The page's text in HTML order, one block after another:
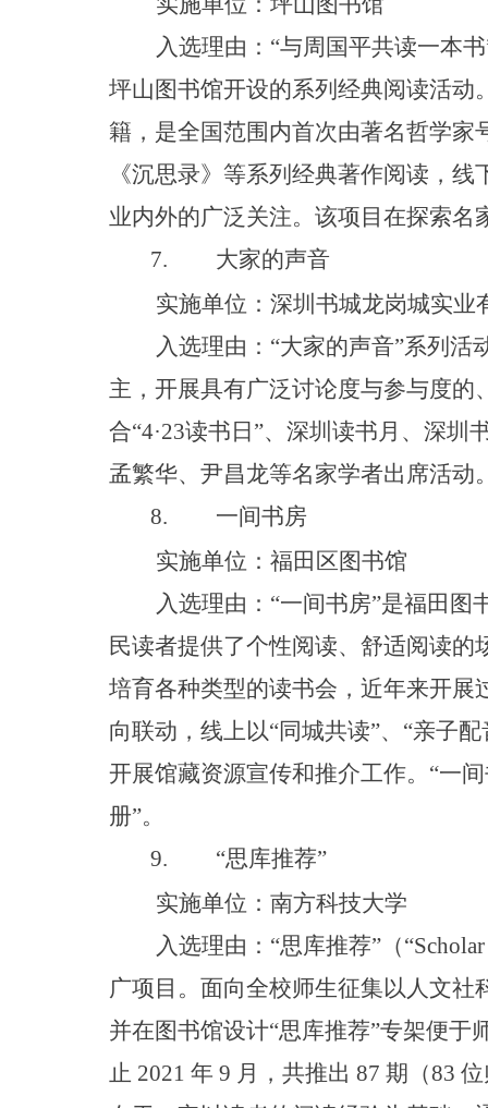
入选理由 ： “与周国平共读一本书
坪山图书馆开设的系列经典阅读活
籍，是全国范围内首次由著名哲学
《沉思录》等系列经典著作阅读，
业内外的广泛关注。该项目在探索
7.
大家的声音
实施单位：深圳书城龙岗城实业
入选理由 ： “大家的声音”系列活
主，开展具有广泛讨论度与参与度
合“4·23读书 日 ”、深圳读书月、深圳
孟繁华、尹昌龙等名家学者出席活动
8.
一间书房
实施单位：福田区图书馆
入选理由 ： “一间书房”是福田图
民读者提供了个性阅读、舒适阅读
培育各种类型的读书会，近年来开
向联动，线上以“同城共读”、 “亲子配
开展馆藏资源宣传和推介工作。 “一
册”。
9.
“思库推荐”
实施单位：南方科技大学
入选理由 ： “思库推荐”（“
广项目。面向全校师生征集以人文社
并在图书馆设计“思库推荐”专架便于
止 2021 年 9 月，共推出 87 期 （83